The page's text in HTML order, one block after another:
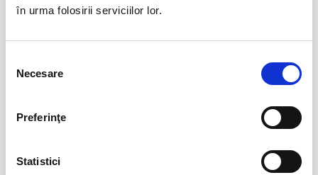
în urma folosirii serviciilor lor.
consimțământului
Necesare
Preferinţe
Statistici
Bucuresti
BILETE
17
sept